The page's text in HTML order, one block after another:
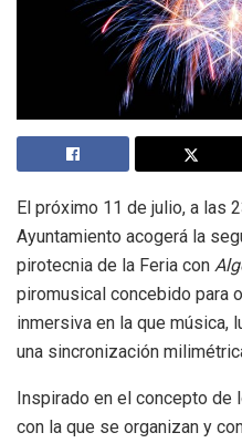
El próximo 11 de julio, a las
Ayuntamiento acogerá la
pirotecnia de la Feria con
piromusical concebido para
inmersiva en la que música,
una sincronización
Inspirado en el concepto de
con la que se organizan y